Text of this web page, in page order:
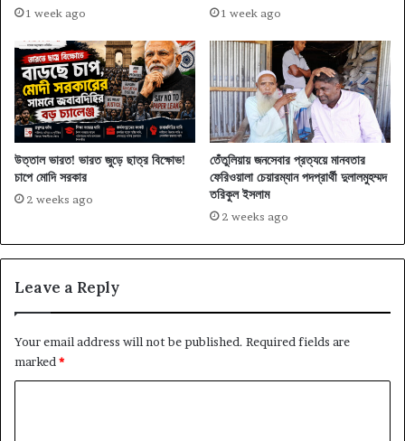
1 week ago 1 week ago
উত্তাল ভারত! ভারত জুড়ে ছাত্র বিক্ষোভ!
চাপে মোদি সরকার
2 weeks ago
তেঁতুলিয়ায় জনসেবার প্রত্যয়ে মানবতার
ফেরিওয়ালা চেয়ারম্যান পদপ্রার্থী দুলালমুহম্মদ
তরিকুল ইসলাম
2 weeks ago
Leave a Reply
Your email address will not be published. Required fields are
marked *